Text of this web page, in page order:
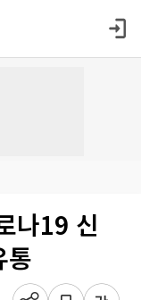
나19 신
통